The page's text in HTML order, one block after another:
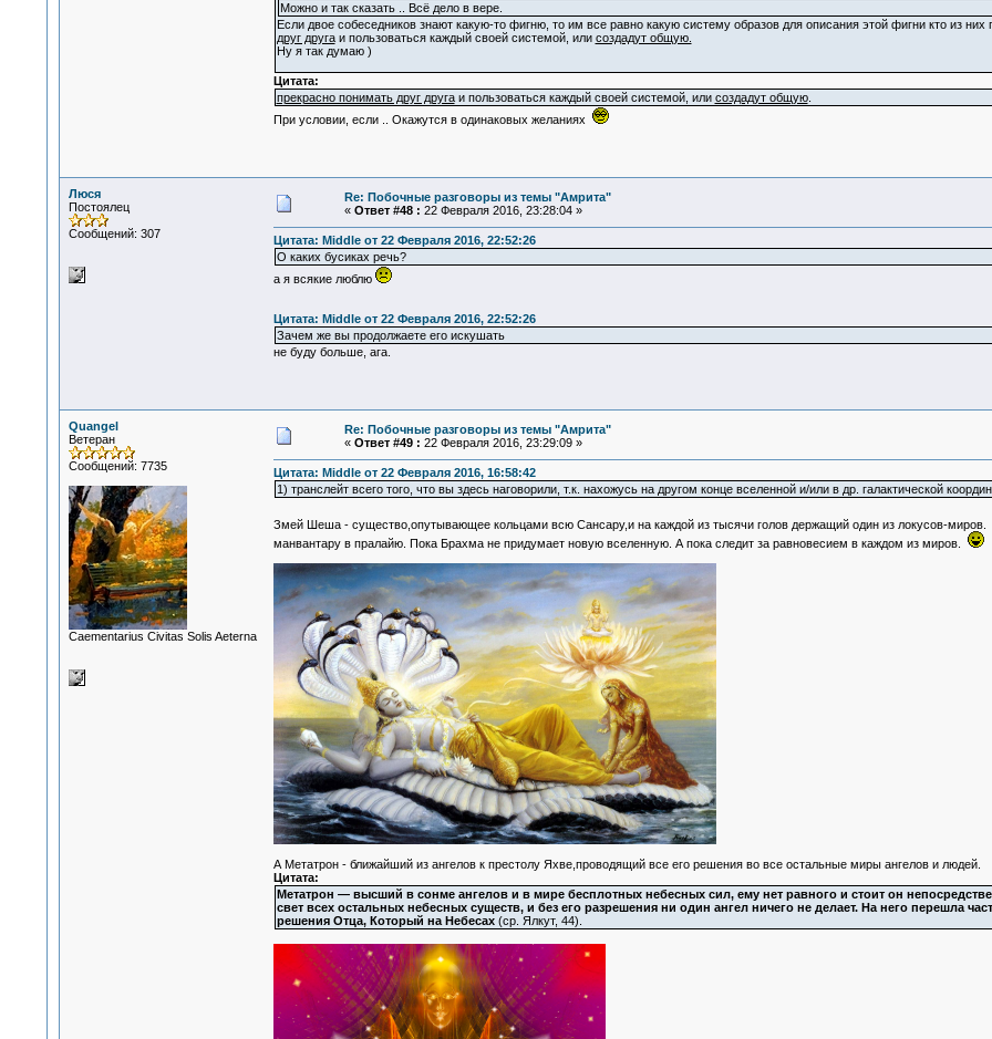
Можно и так сказать .. Всё дело в вере.
Если двое собеседников знают какую-то фигню, то им все равно какую систему образов для описания этой фигни кто из них
друг другаи пользоваться каждый своей системой, или создадут общую.
Ну я так думаю )
Цитата:
прекрасно понимать друг другаи пользоваться каждый своей системой, или создадут общую.
При условии, если .. Окажутся в одинаковых желаниях
Люся
Постоялец
Сообщений: 307
Re: Побочные разговоры из темы "Амрита"
« Ответ #48 : 22 Февраля 2016, 23:28:04 »
Цитата: Middle от 22 Февраля 2016, 22:52:26
О каких бусиках речь?
а я всякие люблю
Цитата: Middle от 22 Февраля 2016, 22:52:26
Зачем же вы продолжаете его искушать
не буду больше, ага.
Quangel
Ветеран
Сообщений: 7735
Сaementarius Civitas Solis Aeterna
Re: Побочные разговоры из темы "Амрита"
« Ответ #49 : 22 Февраля 2016, 23:29:09 »
Цитата: Middle от 22 Февраля 2016, 16:58:42
1) транслейт всего того, что вы здесь наговорили, т.к. нахожусь на другом конце вселенной и/или в др. галактической
Змей Шеша - существо,опутывающее кольцами всю Сансару,и на каждой из тысячи голов держащий один из локусов-миров.
манвантару в пралайю. Пока Брахма не придумает новую вселенную. А пока следит за равновесием в каждом из миров.
А Метатрон - ближайший из ангелов к престолу Яхве,проводящий все его решения во все остальные миры ангелов и людей.
Цитата:
Метатрон — высший в сонме ангелов и в мире бесплотных небесных сил, ему нет равного и стоит он
свет всех остальных небесных существ, и без его разрешения ни один ангел ничего не делает. На него перешла
решения Отца, Который на Небесах(ср. Ялкут, 44).